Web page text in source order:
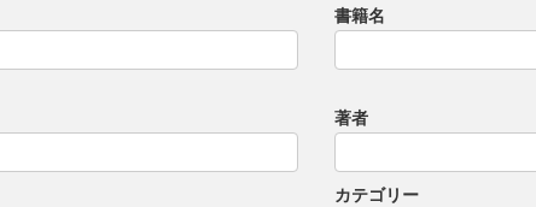
書籍名
著者
カテゴリー